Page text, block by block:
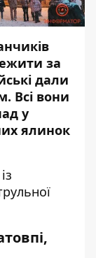
за
дали
Всі вони
у
ялинок
із